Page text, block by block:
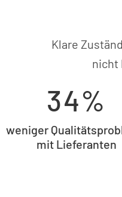
Klare
nicht
34%
weniger
mit Lieferanten